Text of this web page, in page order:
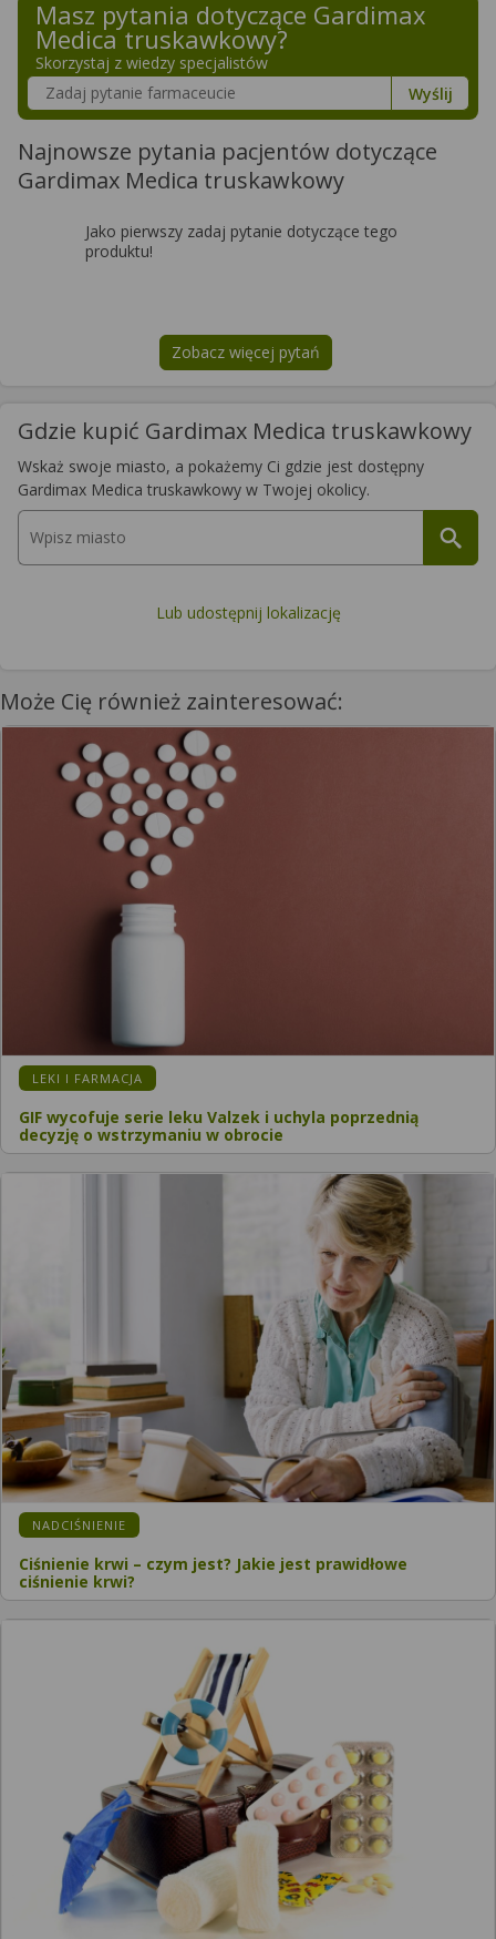
Masz pytania dotyczące Gardimax
Medica truskawkowy?
Skorzystaj z wiedzy specjalistów
Szukaj w poradnikach o zdrowiu
Wyślij
Najnowsze pytania pacjentów dotyczące
Gardimax Medica truskawkowy
Jako pierwszy zadaj pytanie dotyczące tego
produktu!
Zobacz więcej pytań
na tematGardimax Medica
Gdzie kupić Gardimax Medica truskawkowy
Wskaż swoje miasto, a pokażemy Ci gdzie jest dostępny
Gardimax Medica truskawkowy w Twojej okolicy.
Lub udostępnij lokalizację
Może Cię również zainteresować:
KATEGORIA:
LEKI I FARMACJA
GIF wycofuje serie leku Valzek i uchyla poprzednią
decyzję o wstrzymaniu w obrocie
KATEGORIA:
NADCIŚNIENIE
Ciśnienie krwi – czym jest? Jakie jest prawidłowe
ciśnienie krwi?